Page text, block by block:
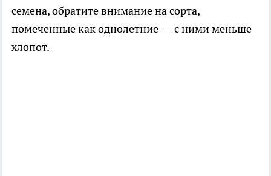
семена, обратите внимание на сорта,
помеченные как однолетние — с ними меньше
хлопот.